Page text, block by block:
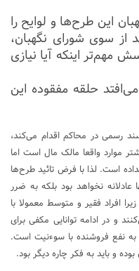
این طرح‌ها و لوایح را
از سوی شورای نگهبان،
مهم‌تر اینکه آیا نیازی
حلقه مفقوده این
رسمی در محاکم اقدام می‌کند،
موارد واقعا مالک مال است اما
است. لذا با فرض تائید طرح‌ها
نخواهد بود بلکه به ضرر
افراد فقیر و متوسط معمولا با
و در ادامه توانایی مکفی برای
به نفع فروشنده با سوءنیت است.
و باید به فکر چاره دیگر بود.